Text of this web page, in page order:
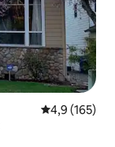
4,9 av 5 i
4,9 (165)